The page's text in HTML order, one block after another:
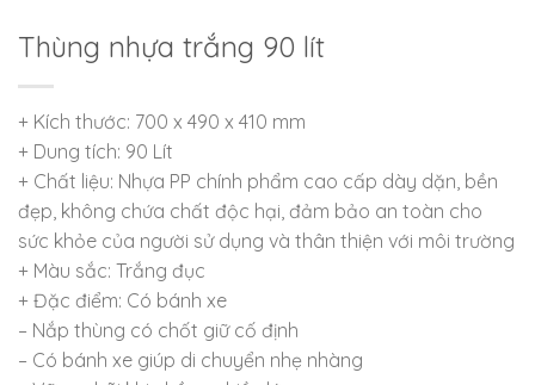
Thùng nhựa trắng 90 lít
+ Kích thước: 700 x 490 x 410 mm
+ Dung tích: 90 Lít
+ Chất liệu: Nhựa PP chính phẩm cao cấp dày dặn, bền
đẹp, không chứa chất độc hại, đảm bảo an toàn cho
sức khỏe của người sử dụng và thân thiện với môi trường
+ Màu sắc: Trắng đục
+ Đặc điểm: Có bánh xe
– Nắp thùng có chốt giữ cố định
– Có bánh xe giúp di chuyển nhẹ nhàng